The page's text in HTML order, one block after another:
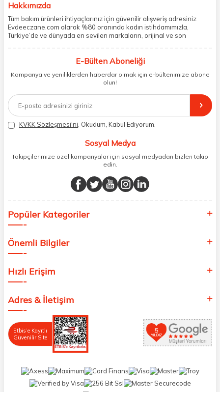
Hakkımızda
Tüm bakım ürünleri ihtiyaçlarınız için güvenilir alışveriş adresiniz
Evdeeczane.com olarak %80 oranında kadın istihdamımızla,
Türkiye’de ve dünyada en sevilen markaların, orijinal ve son
paketliyoruz. Herhangi bir durumdan dolayı olumsuz olarak geri
müşteri temsilcilerimiz aracılığı ile gerekli tüm desteği sağlıyoruz.
2017 yılından bugüne, yüzlerce marka ve binlerce ürün seçeneğini
doğrudan markalardan ya da markaların yetkili Türkiye
distribütörlerinden faturalı olarak tedarik ediyor ve müşterilerimize
aynı şekilde faturalı ve orijinal ambalajlarda gönderim sağlıyoruz.
Paketleme sürecinde geri dönüştürülebilir malzemeler kullanarak
atık oranımızı en aza indiriyor ve daha yaşanabilir bir dünya
E-Bülten Aboneliği
Kampanya ve yeniliklerden haberdar olmak için e-bültenimize abone
olun!
KVKK Sözleşmesi'ni , Okudum, Kabul Ediyorum.
Sosyal Medya
Takipçilerimize özel kampanyalar için sosyal medyadan bizleri takip
edin.
Popüler Kategoriler
Önemli Bilgiler
Hızlı Erişim
Adres & İletişim
Etbis’e Kayıtlı
Güvenilir Site